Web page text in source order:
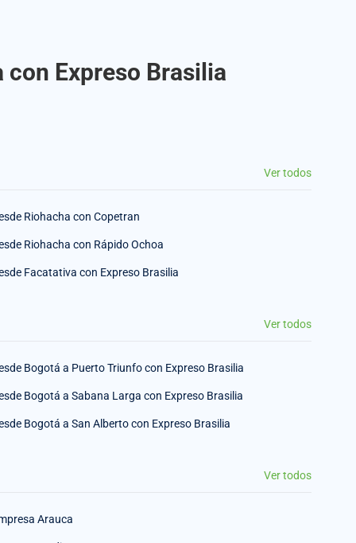
Expreso Brasilia
Ver todos
Riohacha con Copetran
Riohacha con Rápido Ochoa
Facatativa con Expreso Brasilia
Ver todos
Bogotá a Puerto Triunfo con Expreso Brasilia
Bogotá a Sabana Larga con Expreso Brasilia
Bogotá a San Alberto con Expreso Brasilia
Ver todos
Arauca